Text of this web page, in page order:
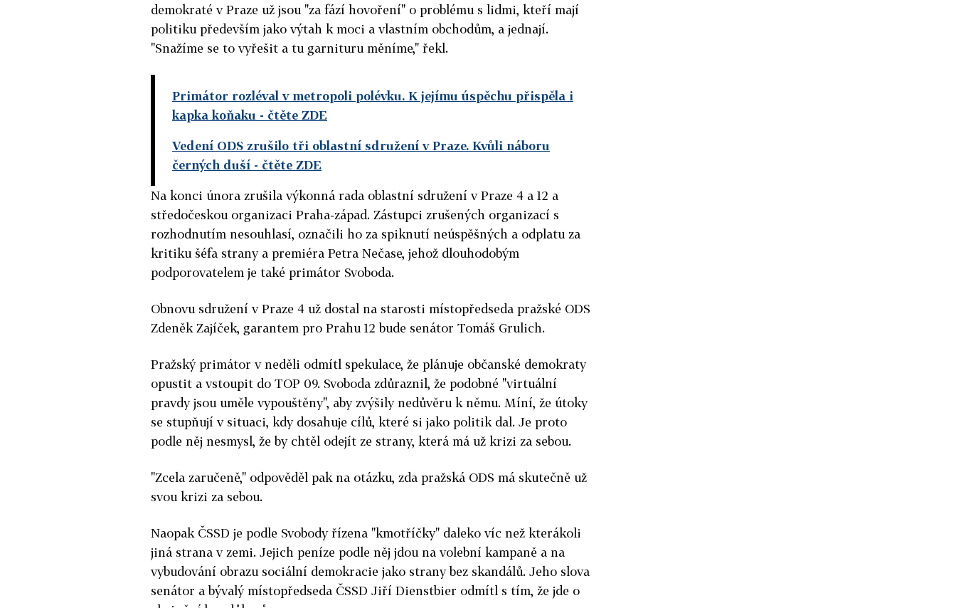
demokraté v Praze už jsou "za fází hovoření" o problému s lidmi, kteří mají
politiku především jako výtah k moci a vlastním obchodům, a jednají.
"Snažíme se to vyřešit a tu garnituru měníme," řekl.
Primátor rozléval v metropoli polévku. K jejímu úspěchu přispěla i
kapka koňaku - čtěte ZDE
Vedení ODS zrušilo tři oblastní sdružení v Praze. Kvůli náboru
černých duší - čtěte ZDE
Na konci února zrušila výkonná rada oblastní sdružení v Praze 4 a 12 a
středočeskou organizaci Praha-západ. Zástupci zrušených organizací s
rozhodnutím nesouhlasí, označili ho za spiknutí neúspěšných a odplatu za
kritiku šéfa strany a premiéra Petra Nečase, jehož dlouhodobým
podporovatelem je také primátor Svoboda.
Obnovu sdružení v Praze 4 už dostal na starosti místopředseda pražské ODS
Zdeněk Zajíček, garantem pro Prahu 12 bude senátor Tomáš Grulich.
Pražský primátor v neděli odmítl spekulace, že plánuje občanské demokraty
opustit a vstoupit do TOP 09. Svoboda zdůraznil, že podobné "virtuální
pravdy jsou uměle vypouštěny", aby zvýšily nedůvěru k němu. Míní, že útoky
se stupňují v situaci, kdy dosahuje cílů, které si jako politik dal. Je proto
podle něj nesmysl, že by chtěl odejít ze strany, která má už krizi za sebou.
"Zcela zaručeně," odpověděl pak na otázku, zda pražská ODS má skutečně už
svou krizi za sebou.
Naopak ČSSD je podle Svobody řízena "kmotříčky" daleko víc než kterákoli
jiná strana v zemi. Jejich peníze podle něj jdou na volební kampaně a na
vybudování obrazu sociální demokracie jako strany bez skandálů. Jeho slova
senátor a bývalý místopředseda ČSSD Jiří Dienstbier odmítl s tím, že jde o